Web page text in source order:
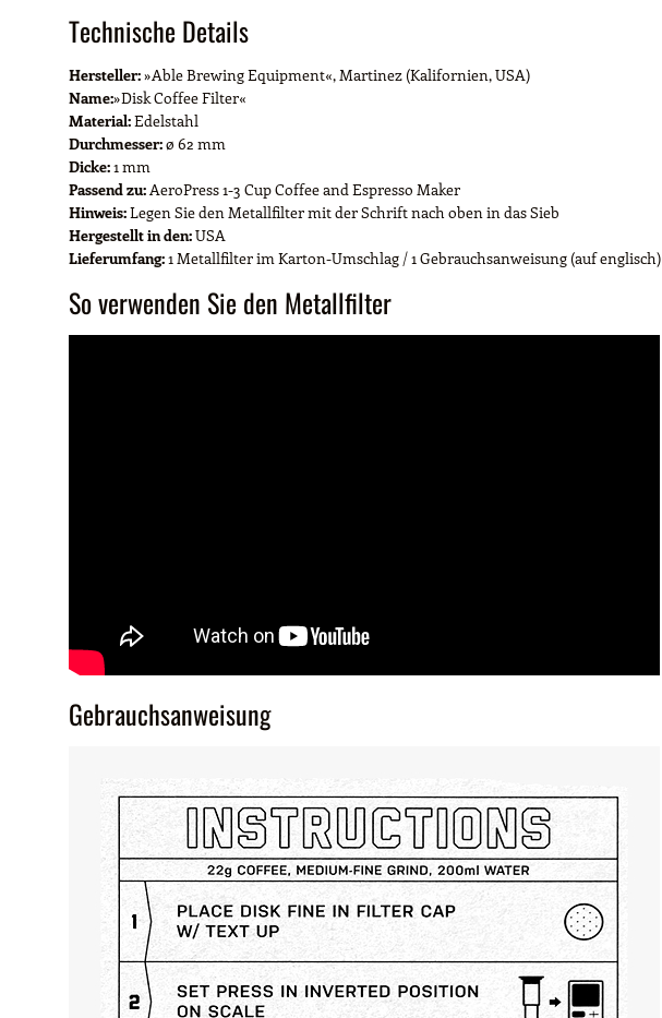
Technische Details
Hersteller:»Able Brewing Equipment«, Martinez (Kalifornien, USA)
Name:»Disk Coffee Filter«
Material:Edelstahl
Durchmesser:ø 62 mm
Dicke:1 mm
Passend zu:AeroPress 1-3 Cup Coffee and Espresso Maker
Hinweis:Legen Sie den Metallfilter mit der Schrift nach oben in das Sieb
Hergestellt in den:USA
Lieferumfang:1 Metallfilter im Karton-Umschlag / 1 Gebrauchsanweisung (auf englisch)
So verwenden Sie den Metallfilter
Gebrauchsanweisung